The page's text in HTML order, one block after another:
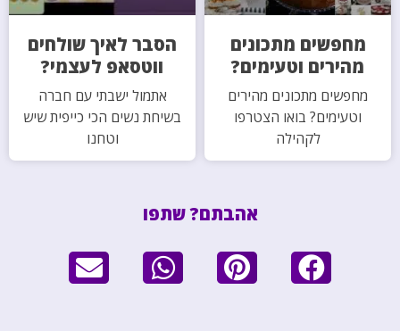
מחפשים מתכונים
מהירים וטעימים?
מחפשים מתכונים מהירים
וטעימים? בואו הצטרפו
לקהילה
הסבר לאיך שולחים
ווטסאפ לעצמי?
אתמול ישבתי עם חברה
בשיחת נשים הכי כייפית שיש
וטחנו
אהבתם? שתפו